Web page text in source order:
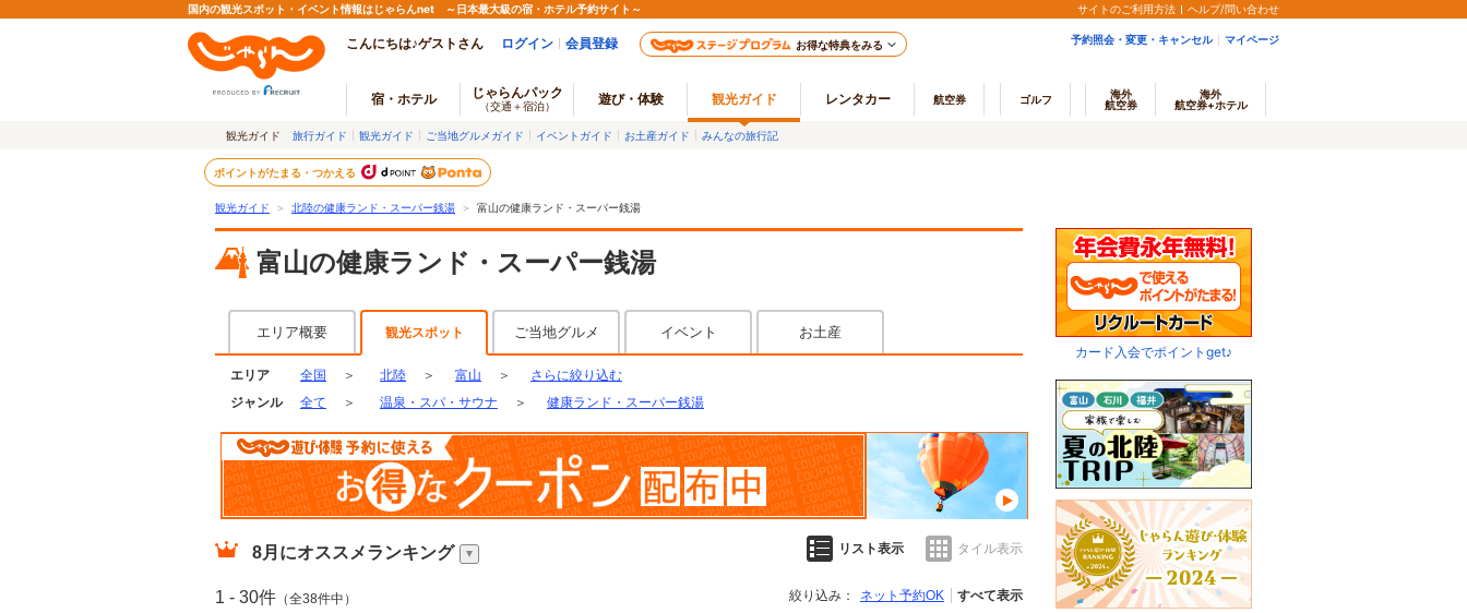
国内の観光スポット・イベント情報はじゃらんnet ～日本最大級の宿・ホテル予約サイト～ サイトのご利用方法 ヘルプ/問い合わせ
こんにちは♪ゲストさん ログイン 会員登録 お得な特典をみる 予約照会・変更・キャンセル マイページ
宿・ホテル じゃらんパック
（交通＋宿泊） 遊び・体験 観光ガイド レンタカー 航空券 ゴルフ
海外
航空券
海外
航空券+ホテル
観光ガイド 旅行ガイド 観光ガイド ご当地グルメガイド イベントガイド お土産ガイド みんなの旅行記
ポイントがたまる・つかえる
観光ガイド ＞ 北陸の健康ランド・スーパー銭湯 ＞ 富山の健康ランド・スーパー銭湯
富山の健康ランド・スーパー銭湯
エリア概要 観光スポット ご当地グルメ イベント お土産
エリア 全国 ＞ 北陸 ＞ 富山 ＞
さらに絞り込む
ジャンル
全て ＞ 温泉・スパ・サウナ ＞ 健康ランド・スーパー銭湯
8月 にオススメランキング リスト表示 タイル表示
1 - 30件 （全38件中） 絞り込み： ネット予約OK すべて表示
カード入会でポイントget♪